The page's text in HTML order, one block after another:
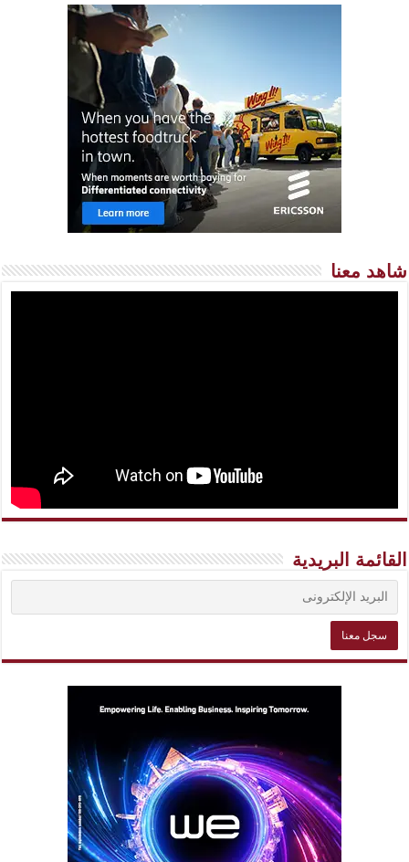
شاهد معنا
القائمة البريدية